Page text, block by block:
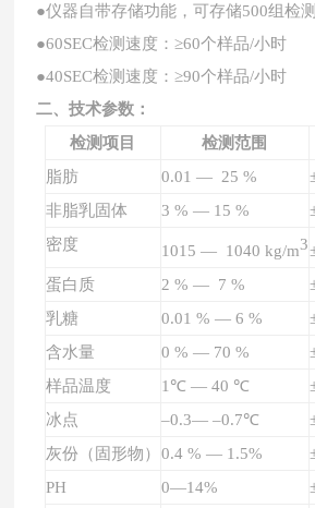
●仪器自带存储功能，可存储500组检测
●60SEC检测速度：≥60个样品/小时
●40SEC检测速度：≥90个样品/小时
二、技术参数：
检测项目
检测范围
脂肪
0.01 — 25 %
非脂乳固体
3 % — 15 %
密度
1015 — 1040 kg/m3
蛋白质 2 % — 7 %
乳糖
0.01 % — 6 %
含水量
0 % — 70 %
样品温度
1℃ — 40 ℃
冰点
–0.3— –0.7℃
灰份（固形物） 0.4 % — 1.5%
PH
0—14%